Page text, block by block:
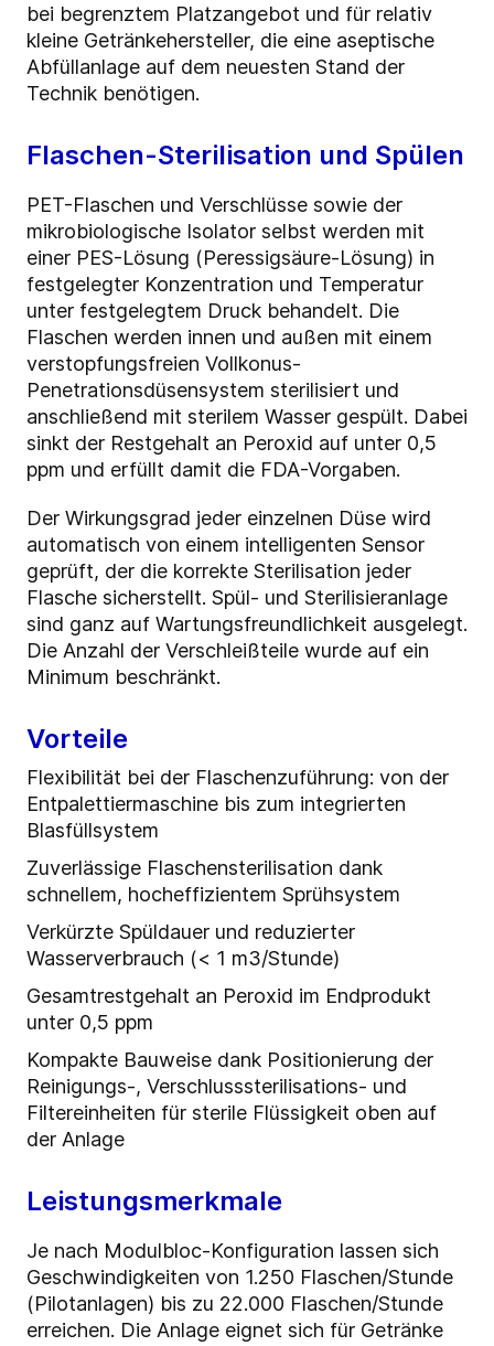
bei begrenztem Platzangebot und für relativ
kleine Getränkehersteller, die eine aseptische
Abfüllanlage auf dem neuesten Stand der
Technik benötigen.
Flaschen-Sterilisation und Spülen
PET-Flaschen und Verschlüsse sowie der
mikrobiologische Isolator selbst werden mit
einer PES-Lösung (Peressigsäure-Lösung) in
festgelegter Konzentration und Temperatur
unter festgelegtem Druck behandelt. Die
Flaschen werden innen und außen mit einem
verstopfungsfreien Vollkonus-
Penetrationsdüsensystem sterilisiert und
anschließend mit sterilem Wasser gespült. Dabei
sinkt der Restgehalt an Peroxid auf unter 0,5
ppm und erfüllt damit die FDA-Vorgaben.
Der Wirkungsgrad jeder einzelnen Düse wird
automatisch von einem intelligenten Sensor
geprüft, der die korrekte Sterilisation jeder
Flasche sicherstellt. Spül- und Sterilisieranlage
sind ganz auf Wartungsfreundlichkeit ausgelegt.
Die Anzahl der Verschleißteile wurde auf ein
Minimum beschränkt.
Vorteile
Flexibilität bei der Flaschenzuführung: von der
Entpalettiermaschine bis zum integrierten
Blasfüllsystem
Zuverlässige Flaschensterilisation dank
schnellem, hocheffizientem Sprühsystem
Verkürzte Spüldauer und reduzierter
Wasserverbrauch (< 1 m3/Stunde)
Gesamtrestgehalt an Peroxid im Endprodukt
unter 0,5 ppm
Kompakte Bauweise dank Positionierung der
Reinigungs-, Verschlusssterilisations- und
Filtereinheiten für sterile Flüssigkeit oben auf
der Anlage
Leistungsmerkmale
Je nach Modulbloc-Konfiguration lassen sich
Geschwindigkeiten von 1.250 Flaschen/Stunde
(Pilotanlagen) bis zu 22.000 Flaschen/Stunde
erreichen. Die Anlage eignet sich für Getränke